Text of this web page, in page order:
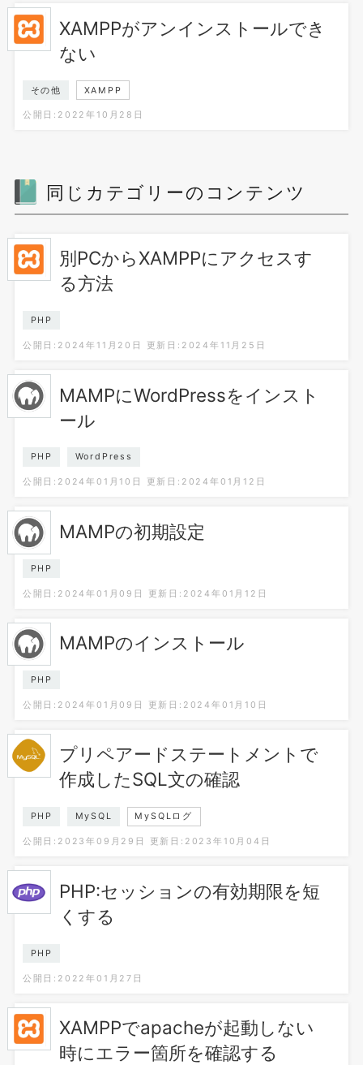
XAMPPがアンインストールでき
ない
その他 XAMPP
公開日:2022年10月28日
同じカテゴリーのコンテンツ
別PCからXAMPPにアクセスす
る方法
PHP
公開日:2024年11月20日 更新日:2024年11月25日
MAMPにWordPressをインスト
ール
PHP WordPress
公開日:2024年01月10日 更新日:2024年01月12日
MAMPの初期設定
PHP
公開日:2024年01月09日 更新日:2024年01月12日
MAMPのインストール
PHP
公開日:2024年01月09日 更新日:2024年01月10日
プリペアードステートメントで
作成したSQL文の確認
PHP MySQL MySQLログ
公開日:2023年09月29日 更新日:2023年10月04日
PHP:セッションの有効期限を短
くする
PHP
公開日:2022年01月27日
XAMPPでapacheが起動しない
時にエラー箇所を確認する